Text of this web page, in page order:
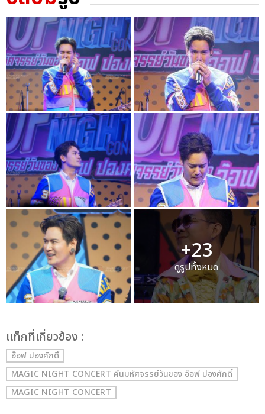
+23
ดูรูปทั้งหมด
เเท็กที่เกี่ยวข้อง :
อ๊อฟ ปองศักดิ์
MAGIC NIGHT CONCERT คืนมหัศจรรย์วันของ อ๊อฟ ปองศักดิ์
MAGIC NIGHT CONCERT